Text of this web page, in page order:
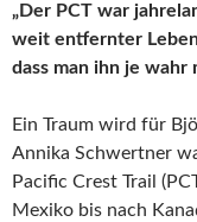
„Der PCT war
weit entfernter
dass man ihn je wahr
Ein Traum wird für
Annika Schwertner
Pacific Crest Trail
Mexiko bis nach